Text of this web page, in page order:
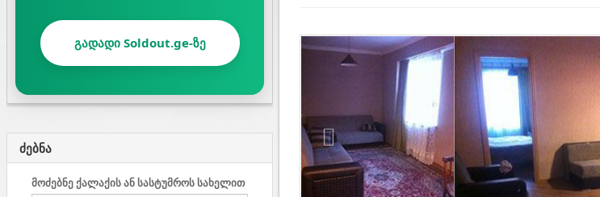
გადადი Soldout.ge-ზე
ძებნა
მოძებნე ქალაქის ან სასტუმროს სახელით
Previous